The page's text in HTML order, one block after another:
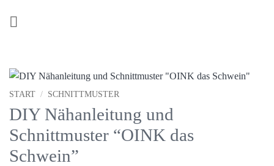
START / SCHNITTMUSTER
DIY Nähanleitung und
Schnittmuster “OINK das
Schwein”